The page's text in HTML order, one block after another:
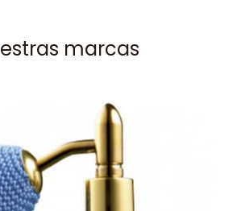
marcas